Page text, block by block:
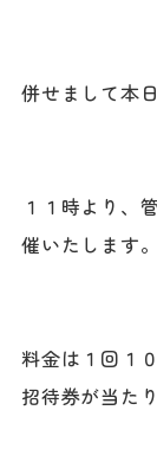
併せまして本
１１時より、
催いたします。
料金は１回１
招待券が当た